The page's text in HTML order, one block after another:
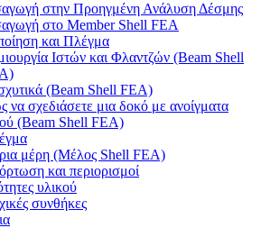
στην Προηγμένη Ανάλυση Δέσμης
στο Member Shell FEA
και Πλέγμα
Ιστών και Φλαντζών (Beam Shell
(Beam Shell FEA)
να σχεδιάσετε μια δοκό με ανοίγματα
(Beam Shell FEA)
μέρη (Μέλος Shell FEA)
και περιορισμοί
υλικού
συνθήκες